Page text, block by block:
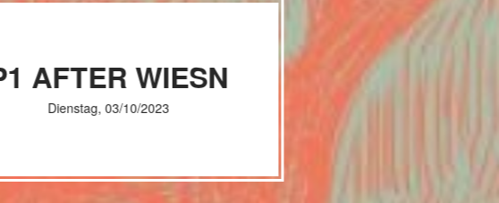
AFTER WIESN
Dienstag, 03/10/2023